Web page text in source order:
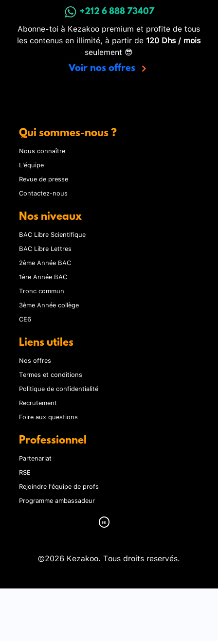
+212 6 888 73407
Abonne-toi à Kezakoo premium et profite de tous
les contenus en illimité, à partir de 120 Dhs / mois
seulement 😎
Voir nos offres
Qui sommes-nous ?
Nous connaître
L'équipe
Revue de presse
Contactez-nous
Nos niveaux
BAC Libre Scientifique
BAC Libre Lettres
2ème Année BAC
1ère Année BAC
Tronc commun
3ème Année collège
CE6
Liens utiles
Nos offres
Termes et conditions
Politique de confidentialité
Recrutement
Foire aux questions
Professionnel
Partenariat
RSE
Rejoindre l'équipe de profs
Programme ambassadeur
©2026 Kezakoo. Tous droits reservés.